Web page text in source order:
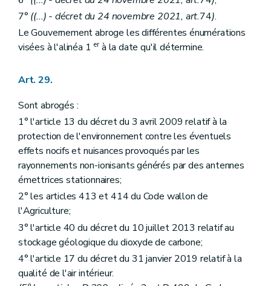
7° ((...) - décret du 24 novembre 2021, art.74).
Le Gouvernement abroge les différentes énumérations
visées à l'alinéa 1 erà la date qu'il détermine.
Art. 29.
Sont abrogés :
1° l'article 13 du décret du 3 avril 2009 relatif à la
protection de l'environnement contre les éventuels
effets nocifs et nuisances provoqués par les
rayonnements non-ionisants générés par des antennes
émettrices stationnaires;
2° les articles 413 et 414 du Code wallon de
l'Agriculture;
3° l'article 40 du décret du 10 juillet 2013 relatif au
stockage géologique du dioxyde de carbone;
4° l'article 17 du décret du 31 janvier 2019 relatif à la
qualité de l'air intérieur.